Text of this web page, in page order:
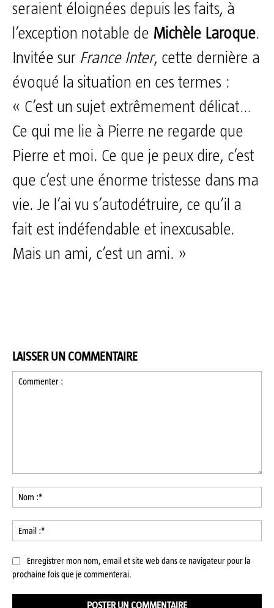
seraient éloignées depuis les faits, à
l’exception notable de Michèle Laroque.
Invitée sur France Inter, cette dernière a
évoqué la situation en ces termes :
« C’est un sujet extrêmement délicat…
Ce qui me lie à Pierre ne regarde que
Pierre et moi. Ce que je peux dire, c’est
que c’est une énorme tristesse dans ma
vie. Je l’ai vu s’autodétruire, ce qu’il a
fait est indéfendable et inexcusable.
Mais un ami, c’est un ami. »
LAISSER UN COMMENTAIRE
:*
:*
Enregistrer mon nom, email et site web dans ce navigateur pour la
prochaine fois que je commenterai.